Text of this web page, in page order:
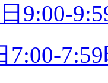
9:00-
7:00-